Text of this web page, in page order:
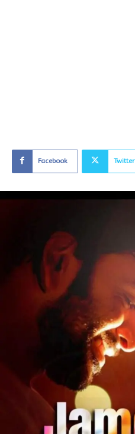
Facebook Twitter